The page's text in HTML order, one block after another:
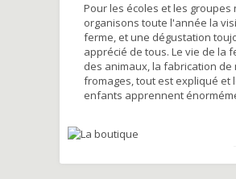
Pour les écoles et les groupes
organisons toute l'année la
ferme, et une dégustation
apprécié de tous. Le vie de la
des animaux, la fabrication de
fromages, tout est expliqué et
enfants apprennent